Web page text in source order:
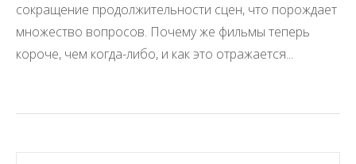
сокращение продолжительности сцен, что порождает
множество вопросов. Почему же фильмы теперь
короче, чем когда-либо, и как это отражается...